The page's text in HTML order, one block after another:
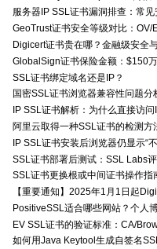
服务器IP SSL证书漏洞排查：常
GeoTrust证书安全等级对比：OV/
Digicert证书贵在哪？金融级安全
GlobalSign证书保险金额：$150
SSL证书绑定域名还是IP？
国密SSL证书浏览器兼容性问题分
IP SSL证书解析：为什么直接访
阿里云取得一种SSL证书的检测方
IP SSL证书安装后浏览器仍显示“
SSL证书部署后测试：SSL Labs
SSL证书更换根或中间证书操作指
【重要通知】2025年1月1日起
PositiveSSL适合哪些网站？个人
EV SSL证书的验证标准：CA/
如何用Java Keytool生成自签名